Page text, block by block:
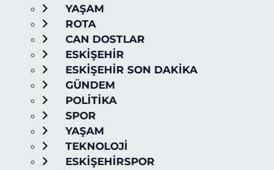
YAŞAM
ROTA
CAN DOSTLAR
ESKİŞEHİR
ESKİŞEHİR SON DAKİKA
GÜNDEM
POLİTİKA
SPOR
YAŞAM
TEKNOLOJİ
ESKİŞEHİRSPOR